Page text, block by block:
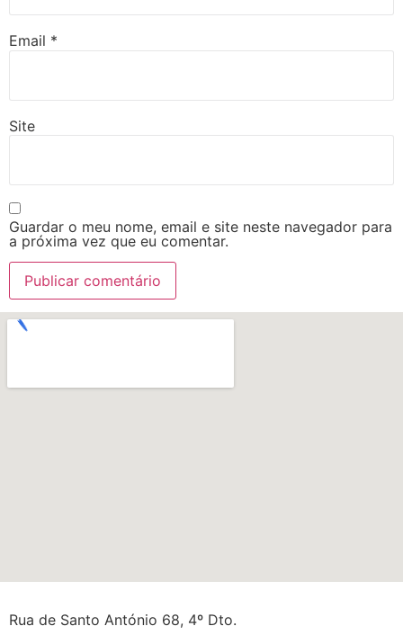
Email *
Site
Guardar o meu nome, email e site neste navegador para
a próxima vez que eu comentar.
Rua de Santo António 68, 4º Dto.